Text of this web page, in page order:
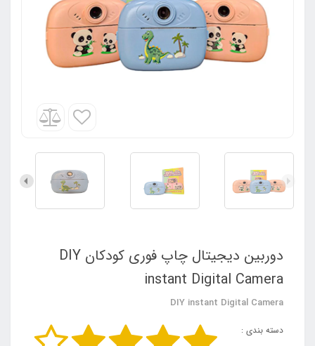
دوربین دیجیتال چاپ فوری کودکان DIY
instant Digital Camera
DIY instant Digital Camera
دسته بندی :